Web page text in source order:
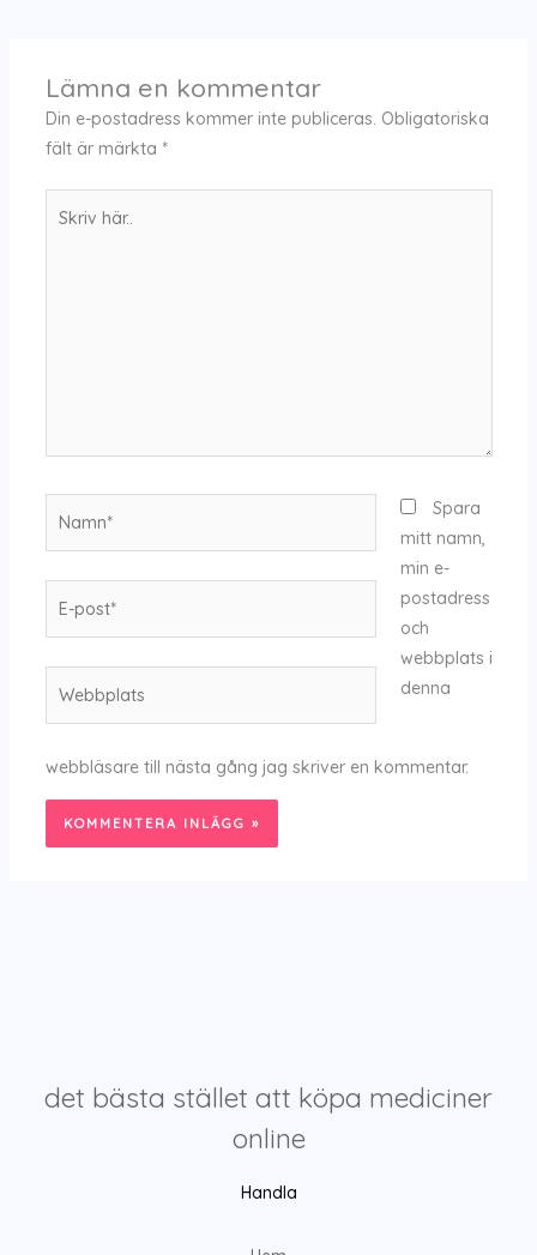
Lämna en kommentar
Din e-postadress kommer inte publiceras. Obligatoriska
fält är märkta *
post*
Spara
mitt namn,
min e-
postadress
och
webbplats i
denna
webbläsare till nästa gång jag skriver en kommentar.
det bästa stället att köpa mediciner
online
Handla